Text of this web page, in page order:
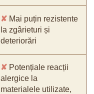
✘ Mai puțin rezistente
la zgârieturi și
deteriorări
✘ Potențiale reacții
alergice la
materialele utilizate,